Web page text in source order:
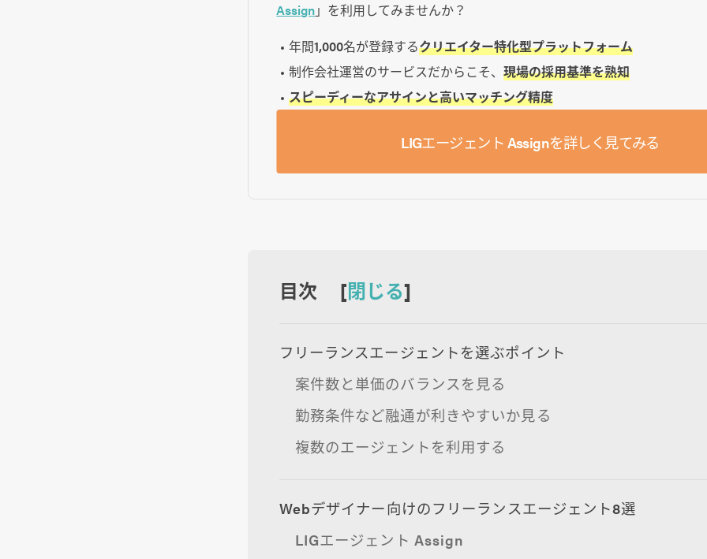
Assign」を利用してみませんか？
年間1,000名が登録するクリエイター特化型プラットフォーム
制作会社運営のサービスだからこそ、現場の採用基準を熟知
スピーディーなアサインと高いマッチング精度
LIGエージェント Assignを詳しく見てみる
目次 [閉じる]
フリーランスエージェントを選ぶポイント
案件数と単価のバランスを見る
勤務条件など融通が利きやすいか見る
複数のエージェントを利用する
Webデザイナー向けのフリーランスエージェント8選
LIGエージェント Assign